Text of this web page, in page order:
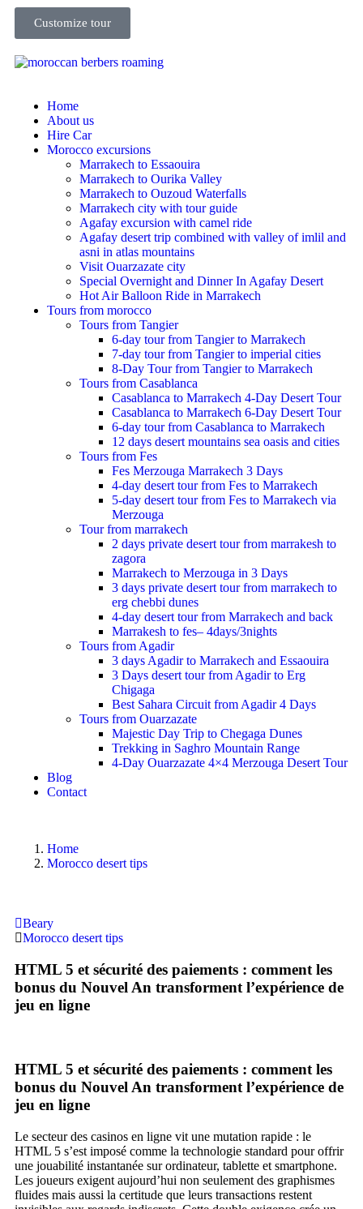
Customize tour
Home
About us
Hire Car
Morocco excursions
Marrakech to Essaouira
Marrakech to Ourika Valley
Marrakech to Ouzoud Waterfalls
Marrakech city with tour guide
Agafay excursion with camel ride
Agafay desert trip combined with valley of imlil and
asni in atlas mountains
Visit Ouarzazate city
Special Overnight and Dinner In Agafay Desert
Hot Air Balloon Ride in Marrakech
Tours from morocco
Tours from Tangier
6-day tour from Tangier to Marrakech
7-day tour from Tangier to imperial cities
8-Day Tour from Tangier to Marrakech
Tours from Casablanca
Casablanca to Marrakech 4-Day Desert Tour
Casablanca to Marrakech 6-Day Desert Tour
6-day tour from Casablanca to Marrakech
12 days desert mountains sea oasis and cities
Tours from Fes
Fes Merzouga Marrakech 3 Days
4-day desert tour from Fes to Marrakech
5-day desert tour from Fes to Marrakech via
Merzouga
Tour from marrakech
2 days private desert tour from marrakesh to
zagora
Marrakech to Merzouga in 3 Days
3 days private desert tour from marrakech to
erg chebbi dunes
4-day desert tour from Marrakech and back
Marrakesh to fes– 4days/3nights
Tours from Agadir
3 days Agadir to Marrakech and Essaouira
3 Days desert tour from Agadir to Erg
Chigaga
Best Sahara Circuit from Agadir 4 Days
Tours from Ouarzazate
Majestic Day Trip to Chegaga Dunes
Trekking in Saghro Mountain Range
4-Day Ouarzazate 4×4 Merzouga Desert Tour
Blog
Contact
Home
Morocco desert tips
Beary
Morocco desert tips
HTML 5 et sécurité des paiements : comment les
bonus du Nouvel An transforment l’expérience de
jeu en ligne
HTML 5 et sécurité des paiements : comment les
bonus du Nouvel An transforment l’expérience de
jeu en ligne
Le secteur des casinos en ligne vit une mutation rapide : le
HTML 5 s’est imposé comme la technologie standard pour offrir
une jouabilité instantanée sur ordinateur, tablette et smartphone.
Les joueurs exigent aujourd’hui non seulement des graphismes
fluides mais aussi la certitude que leurs transactions restent